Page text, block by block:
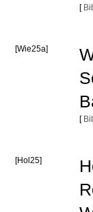
[
[Wie25a]
[
[Hol25]